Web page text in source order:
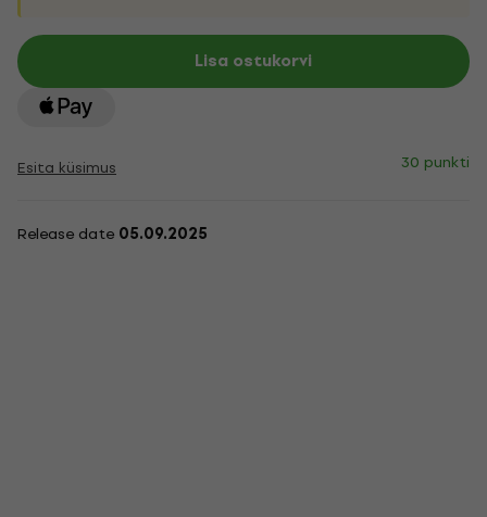
Lisa ostukorvi
Esita küsimus 30 punkti
Release date 05.09.2025